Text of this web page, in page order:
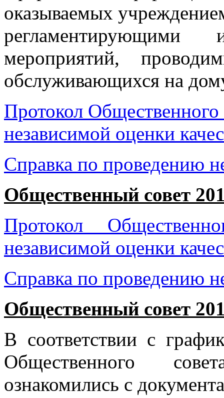
оказываемых
регламентирующими их
мероприятий,
обслуживающихся на
Протокол
независимой оценки
Справка по проведению
Общественный совет
Протокол
независимой оценки
Справка по проведению
Общественный совет
В соответствии с
Общественного
ознакомились с